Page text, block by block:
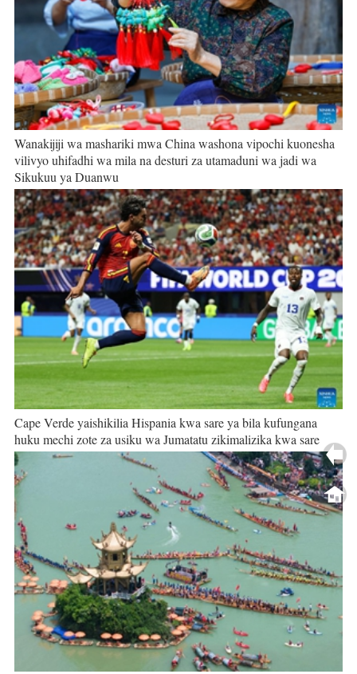
Wanakijiji wa mashariki mwa China washona vipochi kuonesha
vilivyo uhifadhi wa mila na desturi za utamaduni wa jadi wa
Sikukuu ya Duanwu
Cape Verde yaishikilia Hispania kwa sare ya bila kufungana
huku mechi zote za usiku wa Jumatatu zikimalizika kwa sare